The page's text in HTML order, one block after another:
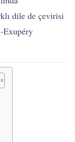
dile de çevirisi
Exupéry